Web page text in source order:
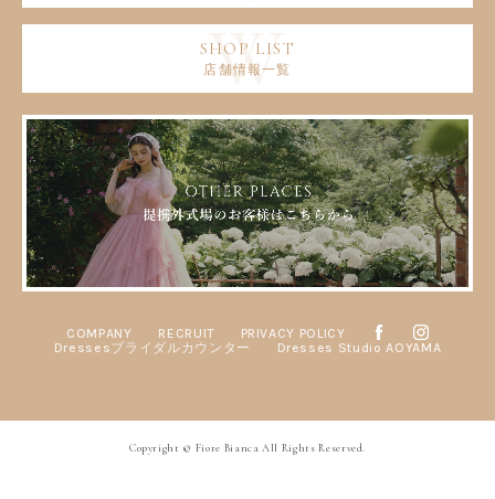
店舗情報一覧
COMPANY RECRUIT
PRIVACY POLICY
Dressesブライダルカウンター
Dresses Studio AOYAMA
Copyright © Fiore Bianca All Rights Reserved.